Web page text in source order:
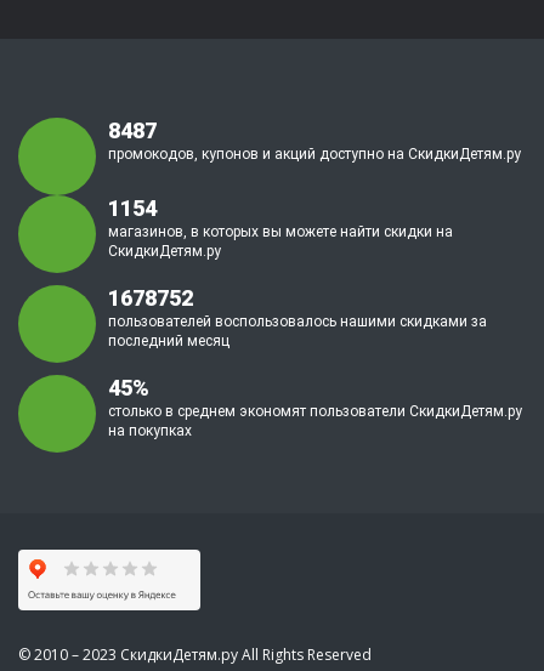
8487
промокодов, купонов и акций доступно на СкидкиДетям.ру
1154
магазинов, в которых вы можете найти скидки на
СкидкиДетям.ру
1678752
пользователей воспользовалось нашими скидками за
последний месяц
45%
столько в среднем экономят пользователи СкидкиДетям.ру
на покупках
© 2010 – 2023 СкидкиДетям.ру All Rights Reserved